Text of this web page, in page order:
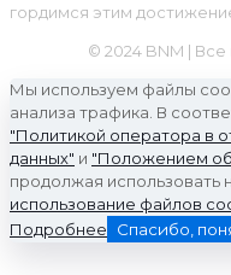
гордимся этим
© 2024 BNM |
Мы используем файлы
анализа трафика. В
"Политикой оператора в
данных" и "Положением об
продолжая использовать
использование файлов
Подробнее
Спасибо,